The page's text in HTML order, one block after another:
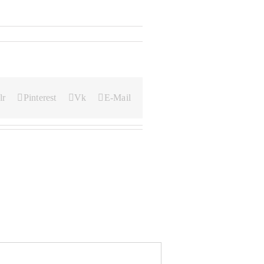
Pinterest Vk E-Mail